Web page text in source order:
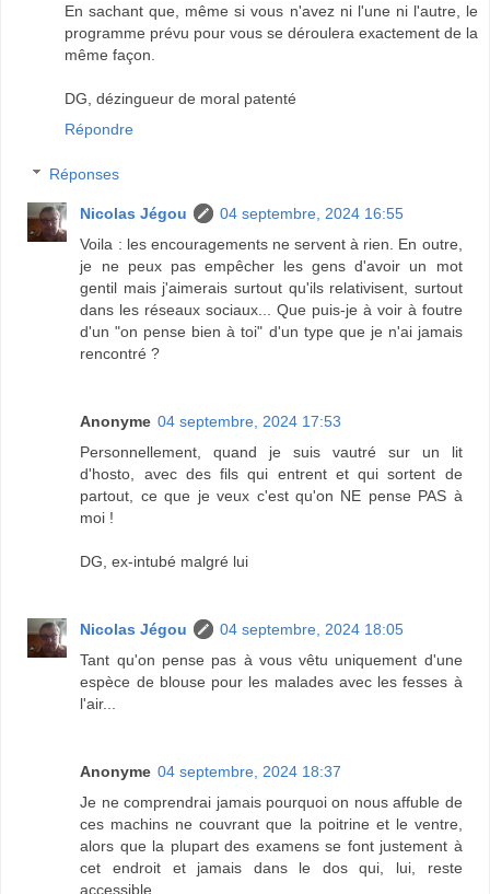
En sachant que, même si vous n'avez ni l'une ni l'autre, le
programme prévu pour vous se déroulera exactement de la
même façon.
DG, dézingueur de moral patenté
Répondre
Réponses
Nicolas Jégou
04 septembre, 2024 16:55
Voila : les encouragements ne servent à rien. En outre,
je ne peux pas empêcher les gens d'avoir un mot
gentil mais j'aimerais surtout qu'ils relativisent, surtout
dans les réseaux sociaux... Que puis-je à voir à foutre
d'un "on pense bien à toi" d'un type que je n'ai jamais
rencontré ?
Anonyme 04 septembre, 2024 17:53
Personnellement, quand je suis vautré sur un lit
d'hosto, avec des fils qui entrent et qui sortent de
partout, ce que je veux c'est qu'on NE pense PAS à
moi !
DG, ex-intubé malgré lui
Nicolas Jégou
04 septembre, 2024 18:05
Tant qu'on pense pas à vous vêtu uniquement d'une
espèce de blouse pour les malades avec les fesses à
l'air...
Anonyme 04 septembre, 2024 18:37
Je ne comprendrai jamais pourquoi on nous affuble de
ces machins ne couvrant que la poitrine et le ventre,
alors que la plupart des examens se font justement à
cet endroit et jamais dans le dos qui, lui, reste
accessible.